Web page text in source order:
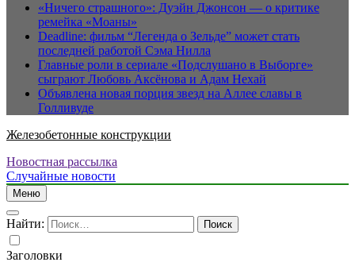
«Ничего страшного»: Дуэйн Джонсон — о критике
ремейка «Моаны»
Deadline: фильм “Легенда о Зельде” может стать
последней работой Сэма Нилла
Главные роли в сериале «Подслушано в Выборге»
сыграют Любовь Аксёнова и Адам Нехай
Объявлена новая порция звезд на Аллее славы в
Голливуде
Железобетонные конструкции
Новостная рассылка
Случайные новости
Меню
Найти:
Заголовки